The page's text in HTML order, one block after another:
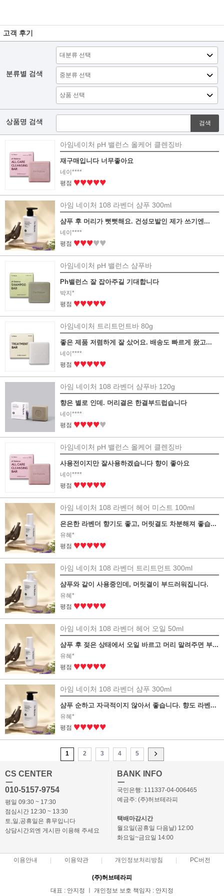
고객 후기
분류별 검색
상품명 검색 검색
아임네이처 pH 밸런스 올케어 클렌징바
재구매입니다 너무좋아요
네이****
평점 ♥♥♥♥♥
아임 네이처 108 라벤더 샴푸 300ml
샴푸 후 머리가 뻣뻣해요. 건성모발인 제가 쓰기엔...
네이****
평점 ♥♥♥♥♥
아임네이처 pH 밸런스 샴푸바
Ph밸런스 잘 잡아주길 기대합니다
박지*
평점 ♥♥♥♥♥
아임네이처 트리트먼트바 80g
좋은 제품 저렴하게 잘 샀어요. 배송도 빠르게 왔고...
네이****
평점 ♥♥♥♥♥
아임 네이처 108 라벤더 샴푸바 120g
향은 별로 인데. 머리결은 한결부드럽습니다
네이****
평점 ♥♥♥♥♥
아임네이처 pH 밸런스 올케어 클렌징바
사용전이지만 잘사용하겠습니다 향이 좋아요
네이****
평점 ♥♥♥♥♥
아임 네이처 108 라벤더 헤어 미스트 100ml
은은한 라벤더 향기도 좋고, 머릿결도 차분해져 좋습...
유혜*
평점 ♥♥♥♥♥
아임 네이처 108 라벤더 트리트먼트 300ml
샴푸와 같이 사용중인데, 머릿결이 부드러워집니다.
유혜*
평점 ♥♥♥♥♥
아임 네이처 108 라벤더 헤어 오일 50ml
샴푸 후 젖은 상태에서 오일 바르고 머리 말려주면 부...
유혜*
평점 ♥♥♥♥♥
아임 네이처 108 라벤더 샴푸 300ml
샴푸 순하고 자극적이지 않아서 좋습니다. 향도 라벤...
유혜*
평점 ♥♥♥♥♥
1 2 3 4 5
CS CENTER
ㅡ
010-5157-9754
평일 09:30 ~ 17:30
점심시간 12:30 ~ 13:30
토,일,공휴일은 휴무입니다
상담시간외엔 게시판 이용해 주세요
BANK INFO
ㅡ
국민은행: 111337-04-006465
예금주: (주)허브테라피
택배마감시간
월요일(공휴일 다음날) 12:00
화요일~금요일 14:00
이용안내 이용약관 개인정보처리방침 PC버전
(주)허브테라피
대표 : 안지정 ㅣ 개인정보 보호 책임자 : 안지정